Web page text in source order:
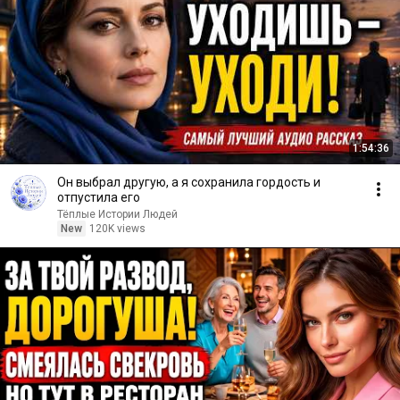
1:54:36
Он выбрал другую, а я сохранила гордость и
отпустила его
Тёплые Истории Людей
New
120K views